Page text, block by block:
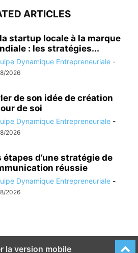
ARTICLES
startup locale à la marque
: les stratégies...
Dynamique Entrepreneuriale -
2026
de son idée de création
de soi
Dynamique Entrepreneuriale -
2026
étapes d’une stratégie de
réussie
Dynamique Entrepreneuriale -
2026
la version mobile